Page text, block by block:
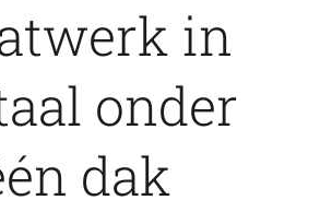
in
onder
dak